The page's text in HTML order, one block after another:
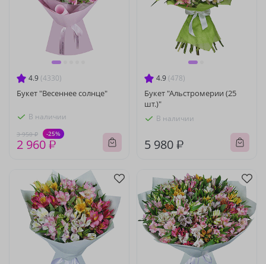
4.9 (4330)
Букет "Весеннее солнце"
В наличии
3 950 ₽ -25%
2 960 ₽
4.9 (478)
Букет "Альстромерии (25
шт.)"
В наличии
5 980 ₽